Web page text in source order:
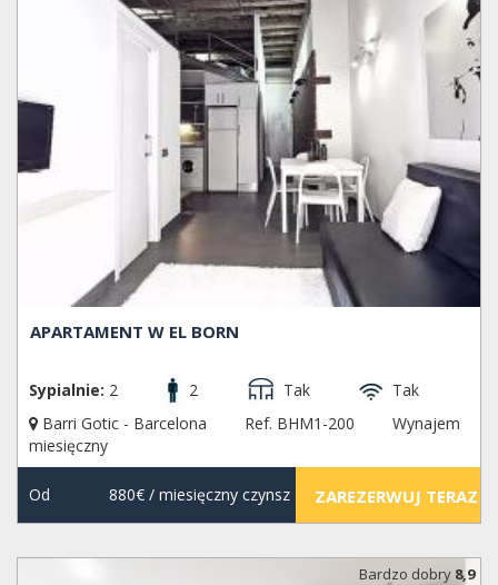
APARTAMENT W EL BORN
Sypialnie: 2 2 Tak
Tak
Barri Gotic - Barcelona
Ref. BHM1-200
Wynajem
miesięczny
Od 880€/ miesięczny czynsz ZAREZERWUJ TERAZ
Bardzo dobry 8,9